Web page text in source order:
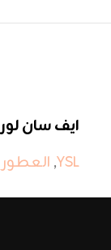
ايف سان
YSL
, العطور